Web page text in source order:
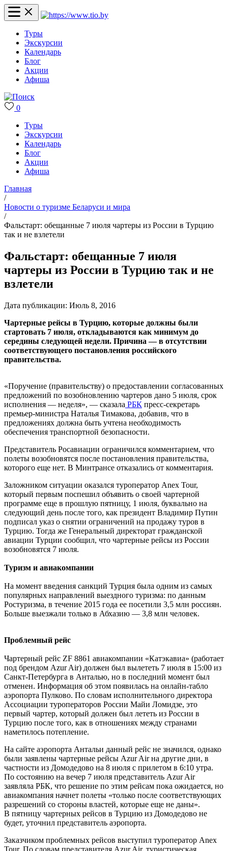
Туры
Экскурсии
Календарь
Блог
Акции
Афиша
0
Туры
Экскурсии
Календарь
Блог
Акции
Афиша
Главная
/
Новости о туризме Беларуси и мира
/
Фальстарт: обещанные 7 июля чартеры из России в Турцию
так и не взлетели
Фальстарт: обещанные 7 июля
чартеры из России в Турцию так и не
взлетели
Дата публикации: Июль 8, 2016
Чартерные рейсы в Турцию, которые должны были
стартовать 7 июля, откладываются как минимум до
середины следующей недели. Причина — в отсутствии
соответствующего постановления российского
правительства.
«Поручение (правительству) о предоставлении согласованных
предложений по возобновлению чартеров дано 5 июля, срок
исполнения — неделя», — сказала РБК пресс-секретарь
премьер-министра Наталья Тимакова, добавив, что в
предложениях должна быть учтена необходимость
обеспечения транспортной безопасности.
Представитель Росавиации ограничился комментарием, что
полеты возобновятся после постановления правительства,
которого еще нет. В Минтрансе отказались от комментария.
Заложником ситуации оказался туроператор Anex Tour,
который первым поспешил объявить о своей чартерной
программе еще в прошлую пятницу, 1 июля, буквально на
следующий день после того, как президент Владимир Путин
подписал указ о снятии ограничений на продажу туров в
Турцию. Тогда же Генеральный директорат гражданской
авиации Турции сообщил, что чартерные рейсы из России
возобновятся 7 июля.
Туризм и авиакомпании
На момент введения санкций Турция была одним из самых
популярных направлений выездного туризма: по данным
Ростуризма, в течение 2015 года ее посетили 3,5 млн россиян.
Больше выезжали только в Абхазию — 3,8 млн человек.
Проблемный рейс
Чартерный рейс ZF 8861 авиакомпании «Катэкавиа» (работает
под брендом Azur Air) должен был вылететь 7 июля в 15:00 из
Санкт-Петербурга в Анталью, но в последний момент был
отменен. Информация об этом появилась на онлайн-табло
аэропорта Пулково. По словам исполнительного директора
Ассоциации туроператоров России Майи Ломидзе, это
первый чартер, который должен был лететь из России в
Турцию после того, как в отношениях между странами
наметилось потепление.
На сайте аэропорта Антальи данный рейс не значился, однако
были заявлены чартерные рейсы Azur Air на другие дни, в
частности из Домодедово на 8 июля с прилетом в 6:10 утра.
По состоянию на вечер 7 июля представитель Azur Air
заявляла РБК, что решение по этим рейсам пока ожидается, но
авиакомпания начнет полеты «только после соответствующих
разрешений со стороны властей, которые еще не даны».
В пятницу чартерных рейсов в Турцию из Домодедово не
будет, уточнил представитель аэропорта.
Заказчиком проблемных рейсов выступил туроператор Anex
Tour. По словам представителя Azur Air, туристическая